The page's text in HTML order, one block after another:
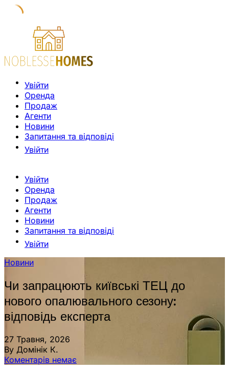
Увійти
Оренда
Продаж
Агенти
Новини
Запитання та відповіді
Увійти
Увійти
Оренда
Продаж
Агенти
Новини
Запитання та відповіді
Увійти
Новини
Чи запрацюють київські ТЕЦ до
нового опалювального сезону:
відповідь експерта
27 Травня, 2026
By Домінік К.
Коментарів немає